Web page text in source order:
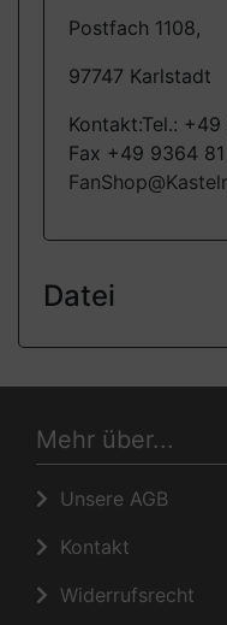
Postfach 1108,
97747 Karlstadt
Kontakt:Tel.:
Fax +49 9364 81
Datei
Mehr über...
Unsere AGB
Kontakt
Widerrufsrecht